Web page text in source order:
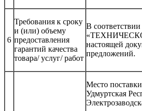
6
Требования к сроку
и (или) объему
предоставления
гарантий качества
товара/ услуг/ работ
В
настоящей
предложений.
Место
Удмуртская